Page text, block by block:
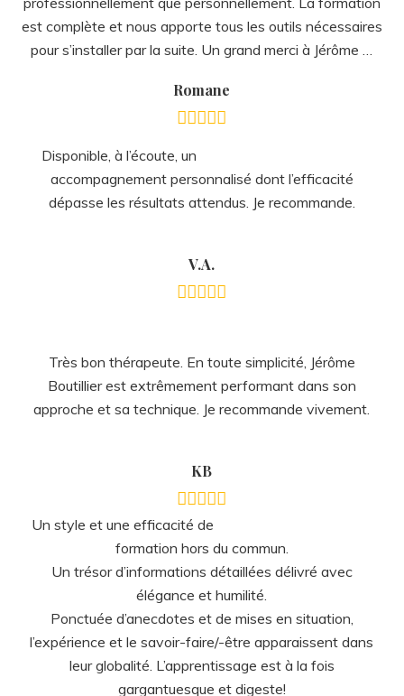
Très bon thérapeute. En toute simplicité, Jérôme
approche et sa technique. Je recommande vivement.
KB
formation hors du commun.
Un trésor d’informations détaillées délivré avec
l’expérience et le savoir-faire/-être apparaissent dans
leur globalité. L’apprentissage est à la fois
gargantuesque et digeste!
JB
différent de la première séance) et de nouveau ça
marche, je suis guérie ! Et celà en quelques minutes!!!
(Mr. Boutillier est un magicien en fait 😁😁😁)